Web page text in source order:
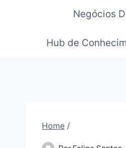
Negócios
Hub de
Home /